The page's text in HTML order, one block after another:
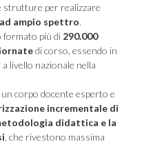
strutture per realizzare
ampio spettro.
formato più di 290.000
di corso, essendo in
livello nazionale nella
corpo docente esperto e
incrementale di
didattica e la
, che rivestono massima